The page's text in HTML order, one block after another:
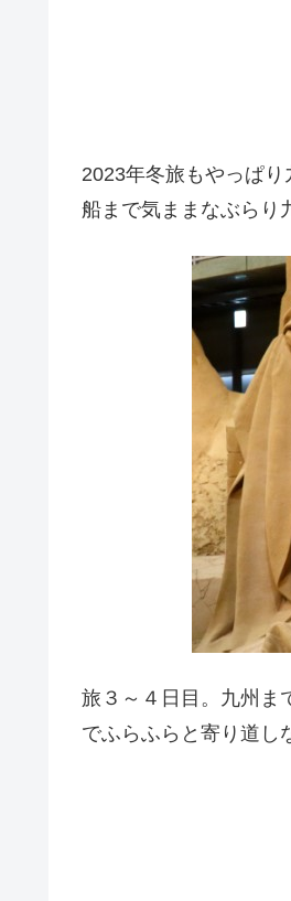
2023年冬旅もやっぱ
船まで気ままなぶらり
旅３～４日目。九州ま
でふらふらと寄り道し